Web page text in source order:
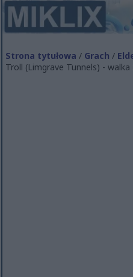
Strona tytułowa / Grach /
Troll (Limgrave Tunnels) - walka